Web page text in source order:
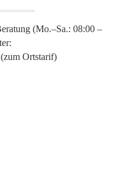
(Mo.–Sa.: 08:00 –
Ortstarif)